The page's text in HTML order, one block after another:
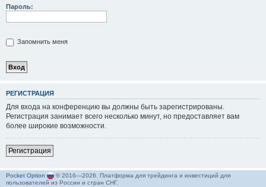
Пароль:
Запомнить меня
РЕГИСТРАЦИЯ
Для входа на конференцию вы должны быть зарегистрированы.
Регистрация занимает всего несколько минут, но предоставляет вам
более широкие возможности.
Регистрация
Pocket Option
© 2016—2026. Платформа для трейдинга и инвестиций для
пользователей из России и стран СНГ.